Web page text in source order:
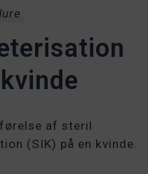
af steril
(SIK) på en kvinde.